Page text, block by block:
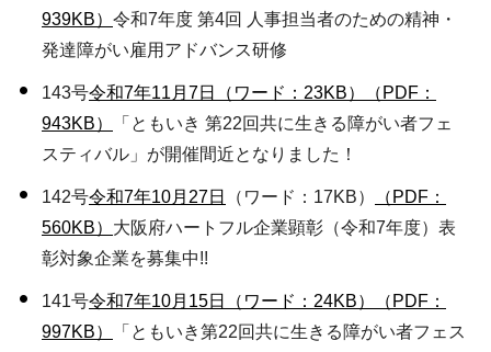
939KB） 令和7年度 第4回 人事担当者のための精神・
発達障がい雇用アドバンス研修
143号令和7年11月7日（ワード：23KB）
（PDF：
943KB）
「ともいき 第22回共に生きる障がい者フェ
スティバル」が開催間近となりました！
142号令和7年10月27日 （ワード：17KB）
（PDF：
560KB） 大阪府ハートフル企業顕彰（令和7年度）表
彰対象企業を募集中!!
141号令和7年10月15日（ワード：24KB）
（PDF：
997KB）
「ともいき第22回共に生きる障がい者フェス